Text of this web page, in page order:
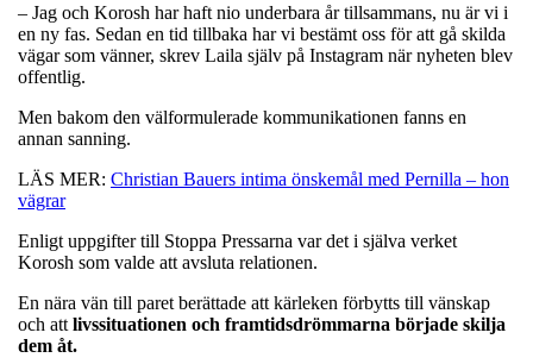
– Jag och Korosh har haft nio underbara år tillsammans, nu är vi i
en ny fas. Sedan en tid tillbaka har vi bestämt oss för att gå skilda
vägar som vänner, skrev Laila själv på Instagram när nyheten blev
offentlig.
Men bakom den välformulerade kommunikationen fanns en
annan sanning.
LÄS MER: Christian Bauers intima önskemål med Pernilla – hon
vägrar
Enligt uppgifter till Stoppa Pressarna var det i själva verket
Korosh som valde att avsluta relationen.
En nära vän till paret berättade att kärleken förbytts till vänskap
och att livssituationen och framtidsdrömmarna började skilja
dem åt.